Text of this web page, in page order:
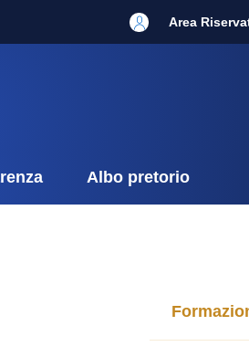
Area
Albo pretorio